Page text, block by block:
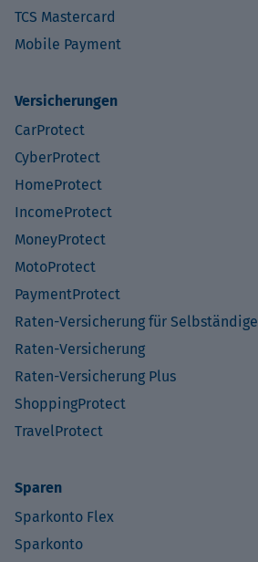
TCS Mastercard
Mobile Payment
Versicherungen
CarProtect
CyberProtect
HomeProtect
IncomeProtect
MoneyProtect
MotoProtect
PaymentProtect
Raten-Versicherung für Selbständige
Raten-Versicherung
Raten-Versicherung Plus
ShoppingProtect
TravelProtect
Sparen
Sparkonto Flex
Sparkonto